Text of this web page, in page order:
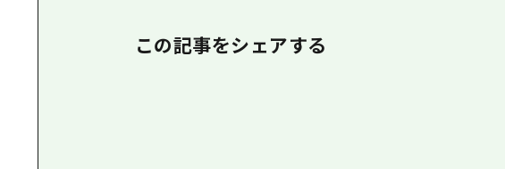
この記事をシェアする